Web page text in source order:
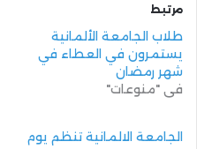
مرتبط
طلاب الجامعة الألمانية
يستمرون في العطاء في
شهر رمضان
في "منوعات"
الجامعة الالمانية تنظم يوم